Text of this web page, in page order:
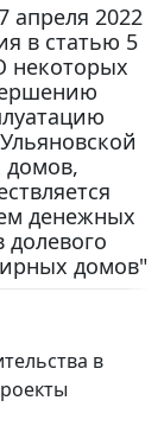
апреля 2022
в статью 5
некоторых
домов,
денежных
долевого
домов"
в